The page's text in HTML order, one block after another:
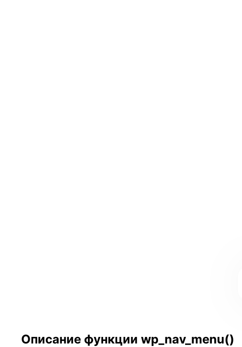
Описание функции wp_nav_menu()